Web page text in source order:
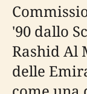
'90 dallo
Rashid Al
delle